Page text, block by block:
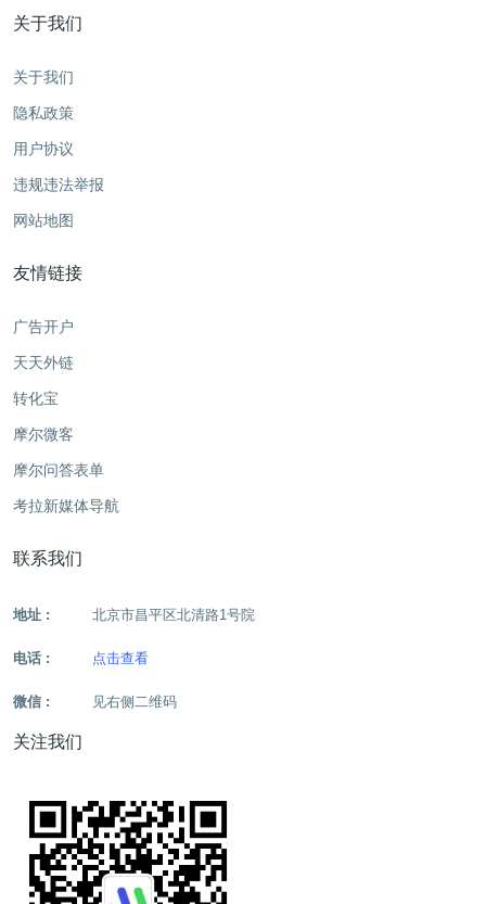
关于我们
关于我们
隐私政策
用户协议
违规违法举报
网站地图
友情链接
广告开户
天天外链
转化宝
摩尔微客
摩尔问答表单
考拉新媒体导航
联系我们
地址 : 北京市昌平区北清路1号院
电话 : 点击查看
微信 : 见右侧二维码
关注我们